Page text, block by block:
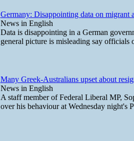
Germany: Disappointing data on migrant
News in English
Data is disappointing in a German
general picture is misleading say officials
Many Greek-Australians upset about
News in English
A staff member of Federal Liberal MP,
over his behaviour at Wednesday night's